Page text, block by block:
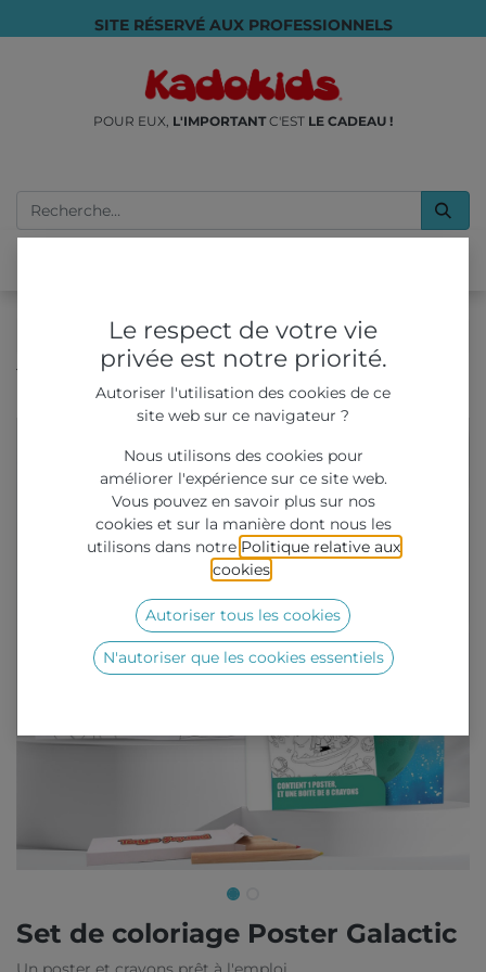
SITE RÉSERVÉ AUX PROFESSIONNELS
POUR EUX, L'IMPORTANTC'EST LE CADEAU !
Tous les produits
LIVRES & COLORIAGES
Set de coloriage Poster Galactic
Set de coloriage Poster Galactic
Le respect de votre vie
privée est notre priorité.
Autoriser l'utilisation des cookies de ce
site web sur ce navigateur ?
Nous utilisons des cookies pour
améliorer l'expérience sur ce site web.
Vous pouvez en savoir plus sur nos
cookies et sur la manière dont nous les
utilisons dans notre Politique relative aux
cookies
Autoriser tous les cookies
N'autoriser que les cookies essentiels